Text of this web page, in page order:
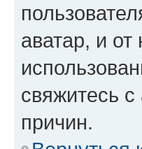
аватар, и от
свяжитесь
причин.